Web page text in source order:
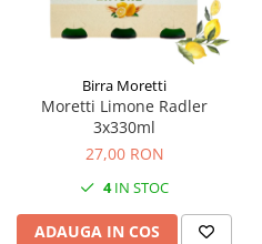
Birra Moretti
Moretti Limone Radler
3x330ml
27,00 RON
4IN STOC
ADAUGA IN COS